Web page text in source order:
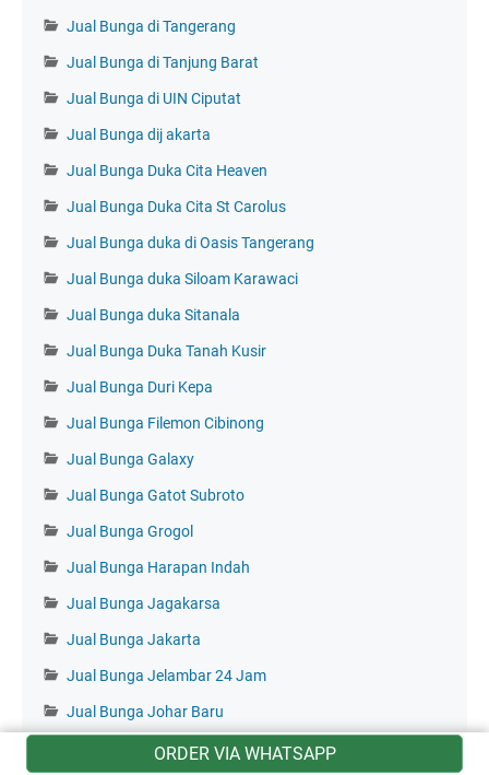
ORDER VIA WHATSAPP
Jual Bunga di Tangerang
Jual Bunga di Tanjung Barat
Jual Bunga di UIN Ciputat
Jual Bunga dij akarta
Jual Bunga Duka Cita Heaven
Jual Bunga Duka Cita St Carolus
Jual Bunga duka di Oasis Tangerang
Jual Bunga duka Siloam Karawaci
Jual Bunga duka Sitanala
Jual Bunga Duka Tanah Kusir
Jual Bunga Duri Kepa
Jual Bunga Filemon Cibinong
Jual Bunga Galaxy
Jual Bunga Gatot Subroto
Jual Bunga Grogol
Jual Bunga Harapan Indah
Jual Bunga Jagakarsa
Jual Bunga Jakarta
Jual Bunga Jelambar 24 Jam
Jual Bunga Johar Baru
Jual Bunga Jonggol